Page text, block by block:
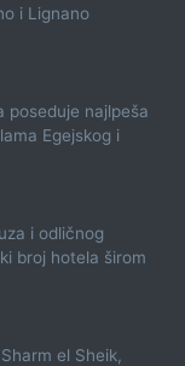
i Lignano
poseduje najlpeša
Egejskog i
i odličnog
broj hotela širom
el Sheik,